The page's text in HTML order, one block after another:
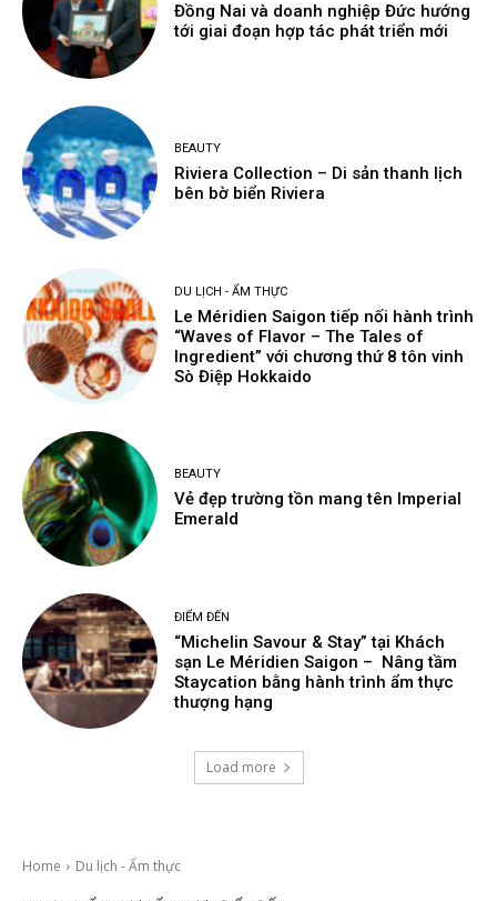
Đồng Nai và doanh nghiệp Đức hướng
tới giai đoạn hợp tác phát triển mới
BEAUTY
Riviera Collection – Di sản thanh lịch
bên bờ biển Riviera
DU LỊCH - ẨM THỰC
Le Méridien Saigon tiếp nối hành trình
“Waves of Flavor – The Tales of
Ingredient” với chương thứ 8 tôn vinh
Sò Điệp Hokkaido
BEAUTY
Vẻ đẹp trường tồn mang tên Imperial
Emerald
ĐIỂM ĐẾN
“Michelin Savour & Stay” tại Khách
sạn Le Méridien Saigon – Nâng tầm
Staycation bằng hành trình ẩm thực
thượng hạng
Load more